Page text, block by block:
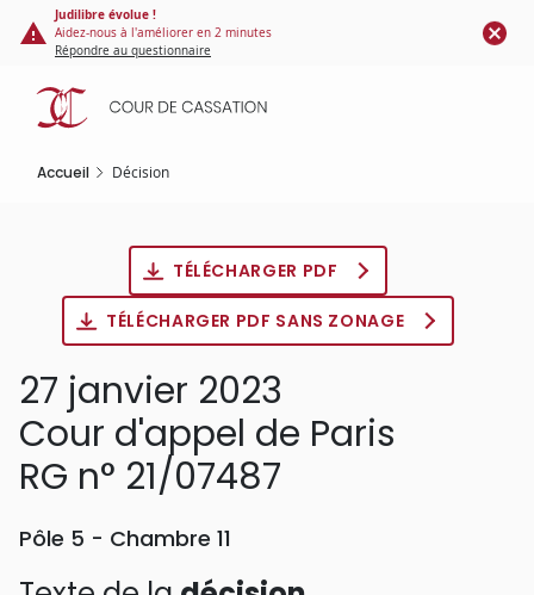
Panneau de gestion des cookies
contenu
principal
Judilibre évolue !
Aidez-nous à l'améliorer en 2 minutes
Répondre au questionnaire
Accueil Décision
TÉLÉCHARGER PDF
TÉLÉCHARGER PDF SANS ZONAGE
27 janvier 2023
Cour d'appel de Paris
RG n° 21/07487
Pôle 5 - Chambre 11